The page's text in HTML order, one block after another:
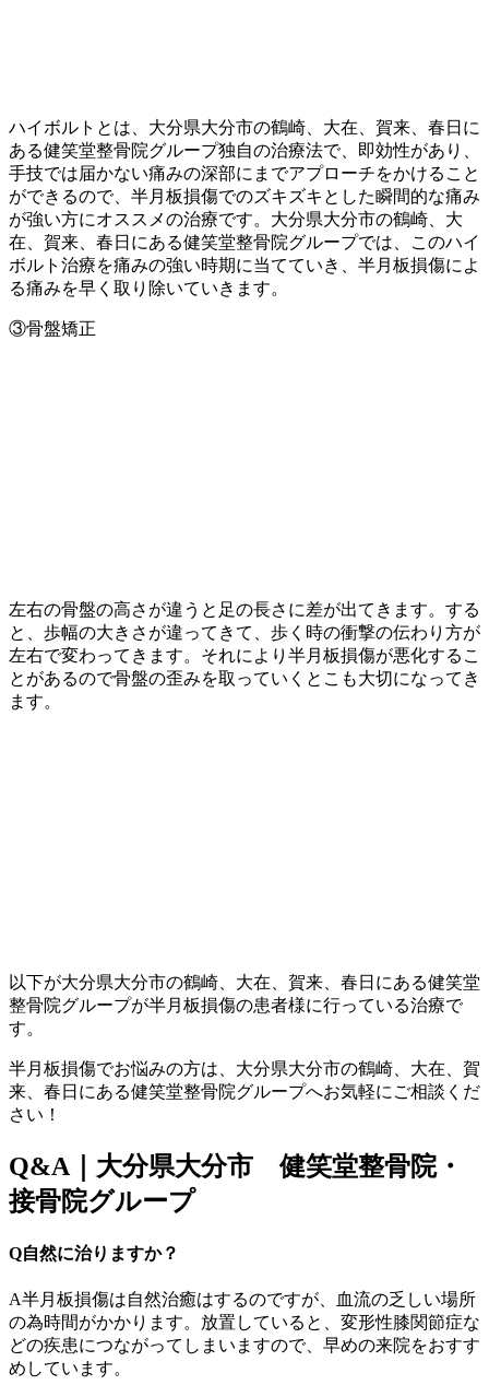
ハイボルトとは、大分県大分市の鶴崎、大在、賀来、春日に
ある健笑堂整骨院グループ独自の治療法で、即効性があり、
手技では届かない痛みの深部にまでアプローチをかけること
ができるので、半月板損傷でのズキズキとした瞬間的な痛み
が強い方にオススメの治療です。大分県大分市の鶴崎、大
在、賀来、春日にある健笑堂整骨院グループでは、このハイ
ボルト治療を痛みの強い時期に当てていき、半月板損傷によ
る痛みを早く取り除いていきます。
③骨盤矯正
左右の骨盤の高さが違うと足の長さに差が出てきます。する
と、歩幅の大きさが違ってきて、歩く時の衝撃の伝わり方が
左右で変わってきます。それにより半月板損傷が悪化するこ
とがあるので骨盤の歪みを取っていくとこも大切になってき
ます。
以下が大分県大分市の鶴崎、大在、賀来、春日にある健笑堂
整骨院グループが半月板損傷の患者様に行っている治療で
す。
半月板損傷でお悩みの方は、大分県大分市の鶴崎、大在、賀
来、春日にある健笑堂整骨院グループへお気軽にご相談くだ
さい！
Q&A｜大分県大分市 健笑堂整骨院・
接骨院グループ
Q自然に治りますか？
A半月板損傷は自然治癒はするのですが、血流の乏しい場所
の為時間がかかります。放置していると、変形性膝関節症な
どの疾患につながってしまいますので、早めの来院をおすす
めしています。